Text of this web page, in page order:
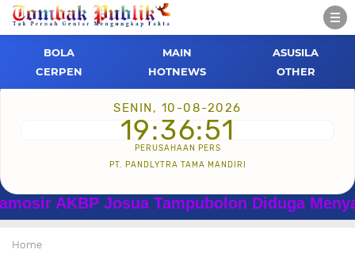
BOLA MAIN
ASUSILA
CERPEN
HOTNEWS OTHER
SENIN, 10-08-2026
19:36:52
PERUSAHAAN PERS
PT. PANDLYTRA TAMA MANDIRI
AKBP Josua Tampubolon Diduga
Home